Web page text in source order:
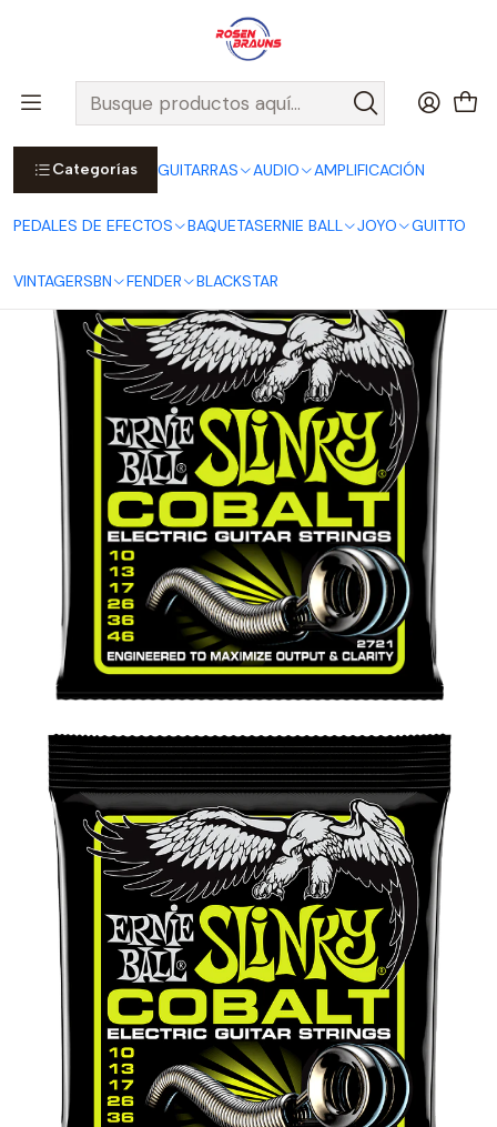
Categorías GUITARRAS AUDIO AMPLIFICACIÓN
PEDALES DE EFECTOS BAQUETASERNIE BALL JOYO GUITTO
VINTAGERSBN FENDER BLACKSTAR
Por compras sobre $25.000 en Santiago urbano, Colina o
Padre Hurtado, incluimos el despacho!
Ver Detalles
Inicio ERNIE BALL
CUERDAS ERNIE BALL
Cuerdas Eléctricas ERNIE BALL
COBALT Series